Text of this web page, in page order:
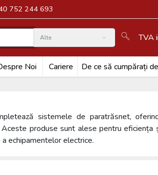
752 244 693
Alte
Search TVA
Noi Cariere De ce să cumpărați
sistemele de paratrăsnet,
produse sunt alese pentru eficiența
echipamentelor electrice.